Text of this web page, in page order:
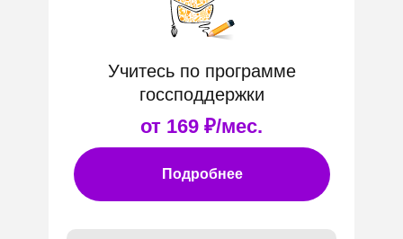
Подробнее
Учитесь по программе
госсподдержки
от 169 ₽/мес.